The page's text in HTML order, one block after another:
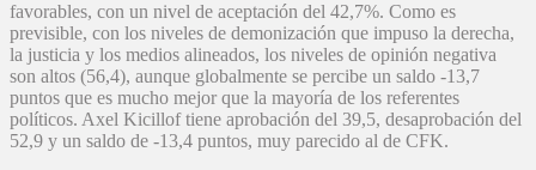
favorables, con un nivel de aceptación del 42,7%. Como es
previsible, con los niveles de demonización que impuso la derecha,
la justicia y los medios alineados, los niveles de opinión negativa
son altos (56,4), aunque globalmente se percibe un saldo -13,7
puntos que es mucho mejor que la mayoría de los referentes
políticos. Axel Kicillof tiene aprobación del 39,5, desaprobación del
52,9 y un saldo de -13,4 puntos, muy parecido al de CFK.